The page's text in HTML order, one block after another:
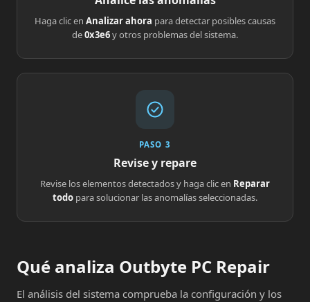
Haga clic en Analizar ahora para detectar posibles causas
de0x3e6y otros problemas del sistema.
PASO 3
Revise y repare
Revise los elementos detectados y haga clic en Reparar
todo para solucionar las anomalías seleccionadas.
Qué analiza Outbyte PC Repair
El análisis del sistema comprueba la configuración y los